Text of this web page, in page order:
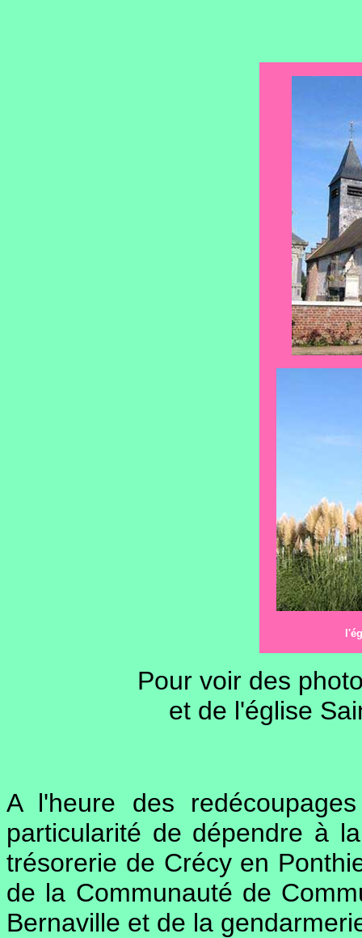
Pour voir des
et de l'église
A l'heure des
particularité de dépendre à
trésorerie de Crécy en
de la Communauté de
Bernaville et de la